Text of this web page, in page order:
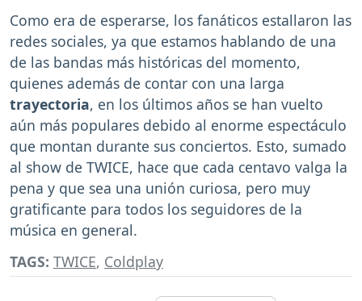
Como era de esperarse, los fanáticos estallaron las
redes sociales, ya que estamos hablando de una
de las bandas más históricas del momento,
quienes además de contar con una larga
trayectoria, en los últimos años se han vuelto
aún más populares debido al enorme espectáculo
que montan durante sus conciertos. Esto, sumado
al show de TWICE, hace que cada centavo valga la
pena y que sea una unión curiosa, pero muy
gratificante para todos los seguidores de la
música en general.
TAGS: TWICE, Coldplay